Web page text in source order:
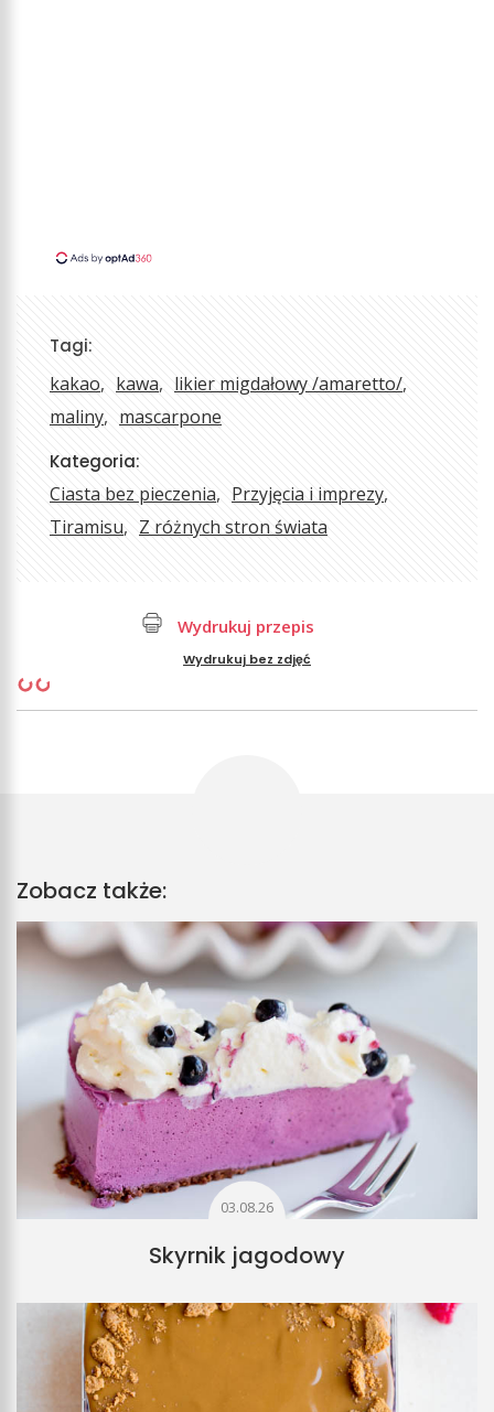
Tagi:
kakao kawa
likier migdałowy /amaretto/
maliny
mascarpone
Kategoria:
Ciasta bez pieczenia
Przyjęcia i imprezy
Tiramisu
Z różnych stron świata
Wydrukuj przepis
Wydrukuj bez zdjęć
Zobacz także:
03.08.26
Skyrnik jagodowy